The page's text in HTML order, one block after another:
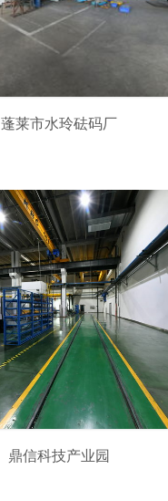
蓬莱市水玲砝码厂
鼎信科技产业园